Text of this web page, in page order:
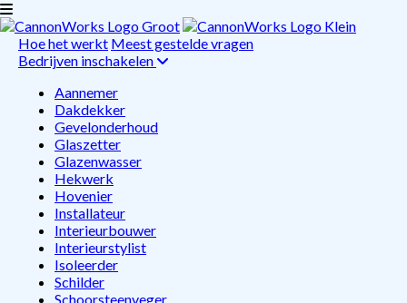
Hoe het werkt Meest gestelde vragen
Bedrijven inschakelen
Aannemer
Dakdekker
Gevelonderhoud
Glaszetter
Glazenwasser
Hekwerk
Hovenier
Installateur
Interieurbouwer
Interieurstylist
Isoleerder
Schilder
Schoorsteenveger